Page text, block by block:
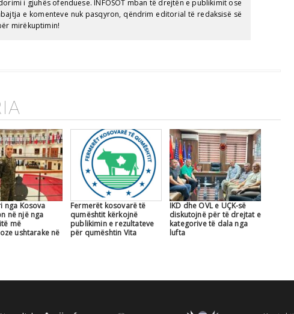
i gjuhës ofenduese. INFOSOT mban të drejtën e publikimit ose
e komenteve nuk pasqyron, qëndrim editorial të redaksisë së
mirëkuptimin!
nga Kosova
në një nga
më
ushtarake në
Fermerët kosovarë të
qumështit kërkojnë
publikimin e rezultateve
për qumështin Vita
IKD dhe OVL e UÇK-së
diskutojnë për të drejtat e
kategorive të dala nga
lufta